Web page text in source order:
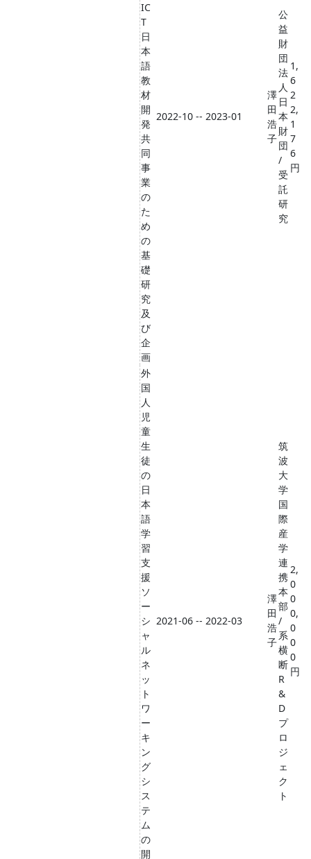
IC
T
日
本
語
教
材
開
発
共
同
事
業
の
た
め
の
基
礎
研
究
及
び
企
画
2022-10 -- 2023-01
澤
田
浩
子
公
益
財
団
法
人
日
本
財
団
/
受
託
研
究
1,
6
2
2,
1
7
6
円
外
国
人
児
童
生
徒
の
日
本
語
学
習
支
援
ソ
ー
シ
ャ
ル
ネ
ッ
ト
ワ
ー
キ
ン
グ
シ
ス
テ
ム
の
開
2021-06 -- 2022-03
澤
田
浩
子
筑
波
大
学
国
際
産
学
連
携
本
部
/
系
横
断
R
&
D
プ
ロ
ジ
ェ
ク
ト
2,
0
0
0,
0
0
0
円